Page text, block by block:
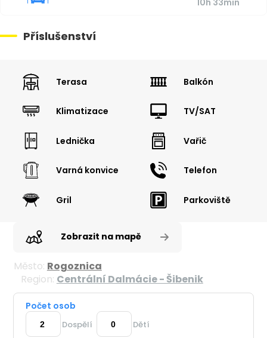
Příslušenství
Terasa Balkón
Klimatizace TV/SAT
Lednička Vařič
Varná konvice Telefon
Gril Parkoviště
Zobrazit na mapě
Město: Rogoznica
Region: Centrální Dalmácie - Šibenik
Počet osob
Dospělí Dětí